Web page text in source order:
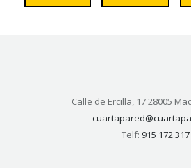
Calle de Ercilla, 17 28005
Telf: 915 172 317